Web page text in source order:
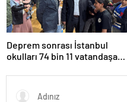
Deprem sonrası İstanbul
okulları 74 bin 11 vatandaşa